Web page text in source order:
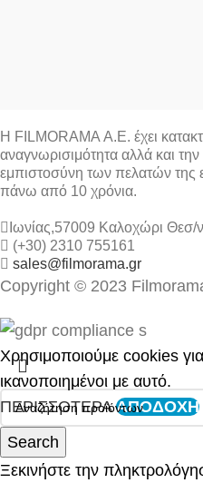
Η FILMORAMA Α.Ε. έχει
αναγνωρισιμότητα αλλά και την
εμπιστοσύνη των πελατών της
πάνω από 10 χρόνια.
Ιωνίας,57009 Καλοχώρι Θεσ/
(+30) 2310 755161
sales@filmorama.gr
Copyright © 2023
Search
Ξεκινήστε την
Χρησιμοποιούμε cookies
ικανοποιημένοι με αυτό.
ΠΕΡΙΣΣΟΤΕΡΑΑΠΟΔΟΧΗ